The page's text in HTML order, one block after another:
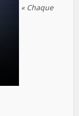
« Chaque